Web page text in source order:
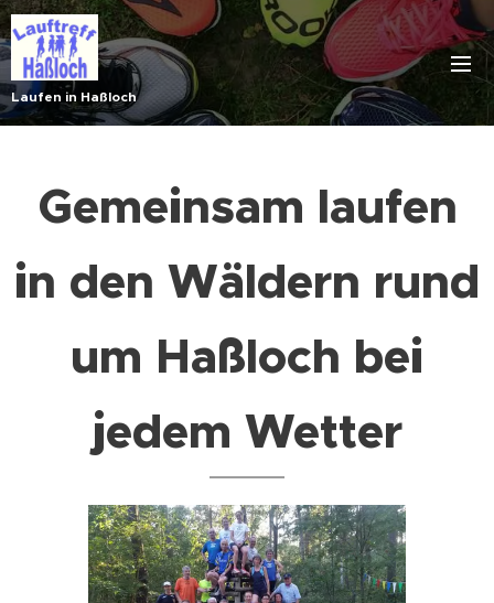
Laufen in Haßloch
Gemeinsam laufen
in den Wäldern rund
um Haßloch bei
jedem Wetter